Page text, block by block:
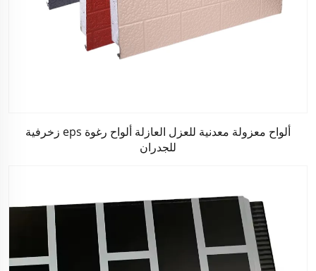
ألواح معزولة معدنية للعزل العازلة ألواح رغوة eps زخرفية
للجدران